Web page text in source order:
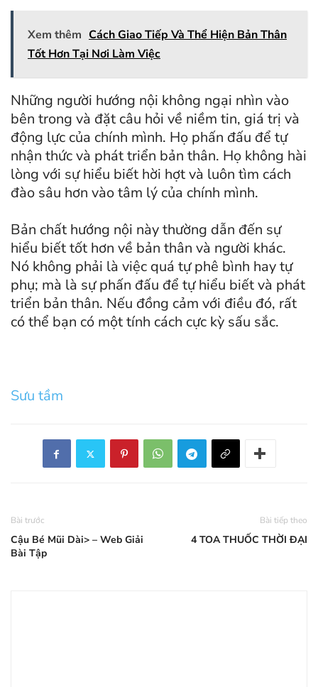
Xem thêm Cách Giao Tiếp Và Thể Hiện Bản Thân
Tốt Hơn Tại Nơi Làm Việc
Những người hướng nội không ngại nhìn vào
bên trong và đặt câu hỏi về niềm tin, giá trị và
động lực của chính mình. Họ phấn đấu để tự
nhận thức và phát triển bản thân. Họ không hài
lòng với sự hiểu biết hời hợt và luôn tìm cách
đào sâu hơn vào tâm lý của chính mình.
Bản chất hướng nội này thường dẫn đến sự
hiểu biết tốt hơn về bản thân và người khác.
Nó không phải là việc quá tự phê bình hay tự
phụ; mà là sự phấn đấu để tự hiểu biết và phát
triển bản thân. Nếu đồng cảm với điều đó, rất
có thể bạn có một tính cách cực kỳ sấu sắc.
Sưu tầm
Bài trước
Cậu Bé Mũi Dài> – Web Giải
Bài Tập
Bài tiếp theo
4 TOA THUỐC THỜI ĐẠI